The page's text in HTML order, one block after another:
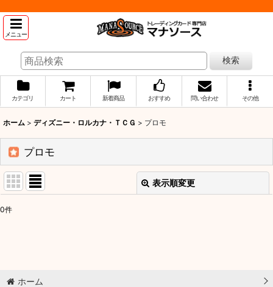
メニュー
検索
カテゴリ カート 新着商品 おすすめ 問い合わせ その他
ホーム > ディズニー・ロルカナ・ＴＣＧ > プロモ
プロモ
表示順変更
0件
ホーム